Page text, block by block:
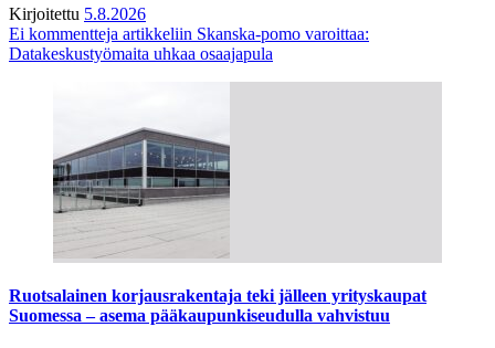
Kirjoitettu 5.8.2026
Ei kommentteja artikkeliin Skanska-pomo varoittaa:
Datakeskustyömaita uhkaa osaajapula
Ruotsalainen korjausrakentaja teki jälleen yrityskaupat
Suomessa – asema pääkaupunkiseudulla vahvistuu